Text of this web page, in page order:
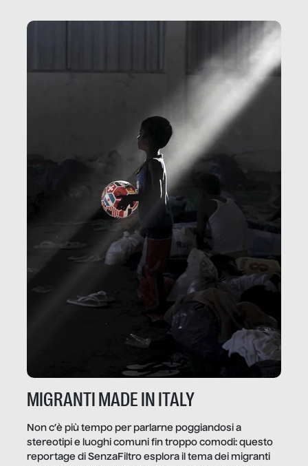
MIGRANTI MADE IN ITALY
Non c’è più tempo per parlarne poggiandosi a
stereotipi e luoghi comuni fin troppo comodi: questo
reportage di SenzaFiltro esplora il tema dei migranti